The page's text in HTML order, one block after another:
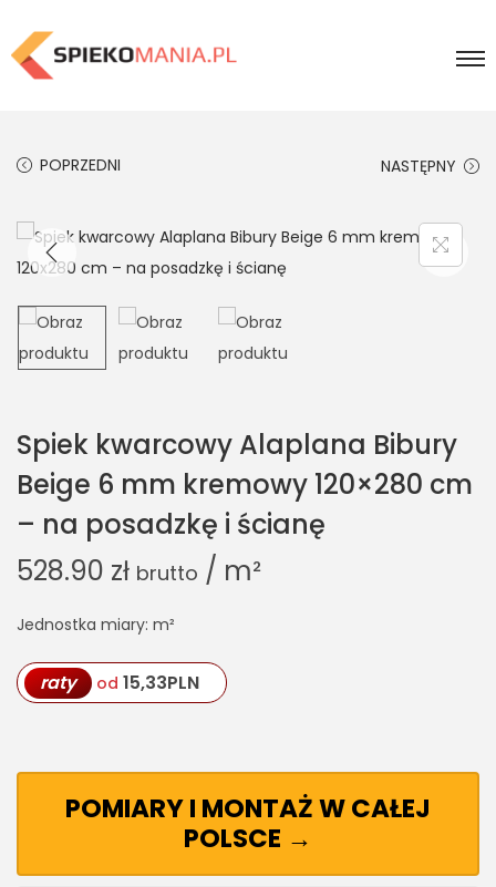
POPRZEDNI NASTĘPNY
Spiek kwarcowy Alaplana Bibury
Beige 6 mm kremowy 120×280 cm
– na posadzkę i ścianę
528.90 zł brutto / m²
Jednostka miary: m²
raty od 15,33PLN
POMIARY I MONTAŻ W CAŁEJ
POLSCE →